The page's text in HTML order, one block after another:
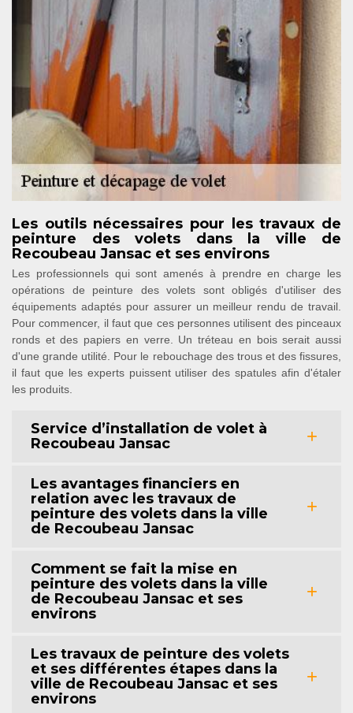
Les outils nécessaires pour les travaux de
peinture des volets dans la ville de
Recoubeau Jansac et ses environs
Les professionnels qui sont amenés à prendre en charge les
opérations de peinture des volets sont obligés d'utiliser des
équipements adaptés pour assurer un meilleur rendu de travail.
Pour commencer, il faut que ces personnes utilisent des pinceaux
ronds et des papiers en verre. Un tréteau en bois serait aussi
d'une grande utilité. Pour le rebouchage des trous et des fissures,
il faut que les experts puissent utiliser des spatules afin d'étaler
les produits.
Service d’installation de volet à
Recoubeau Jansac
Les avantages financiers en
relation avec les travaux de
peinture des volets dans la ville
de Recoubeau Jansac
Comment se fait la mise en
peinture des volets dans la ville
de Recoubeau Jansac et ses
environs
Les travaux de peinture des volets
et ses différentes étapes dans la
ville de Recoubeau Jansac et ses
environs